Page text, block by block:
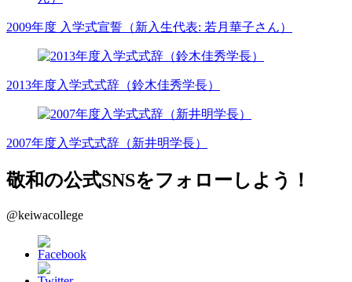
2009年度 入学式宣誓（新入生代表: 若月華子さん）
2013年度入学式式辞（鈴木佳秀学長）
2007年度入学式式辞（新井明学長）
敬和の公式SNSをフォローしよう！
@keiwacollege